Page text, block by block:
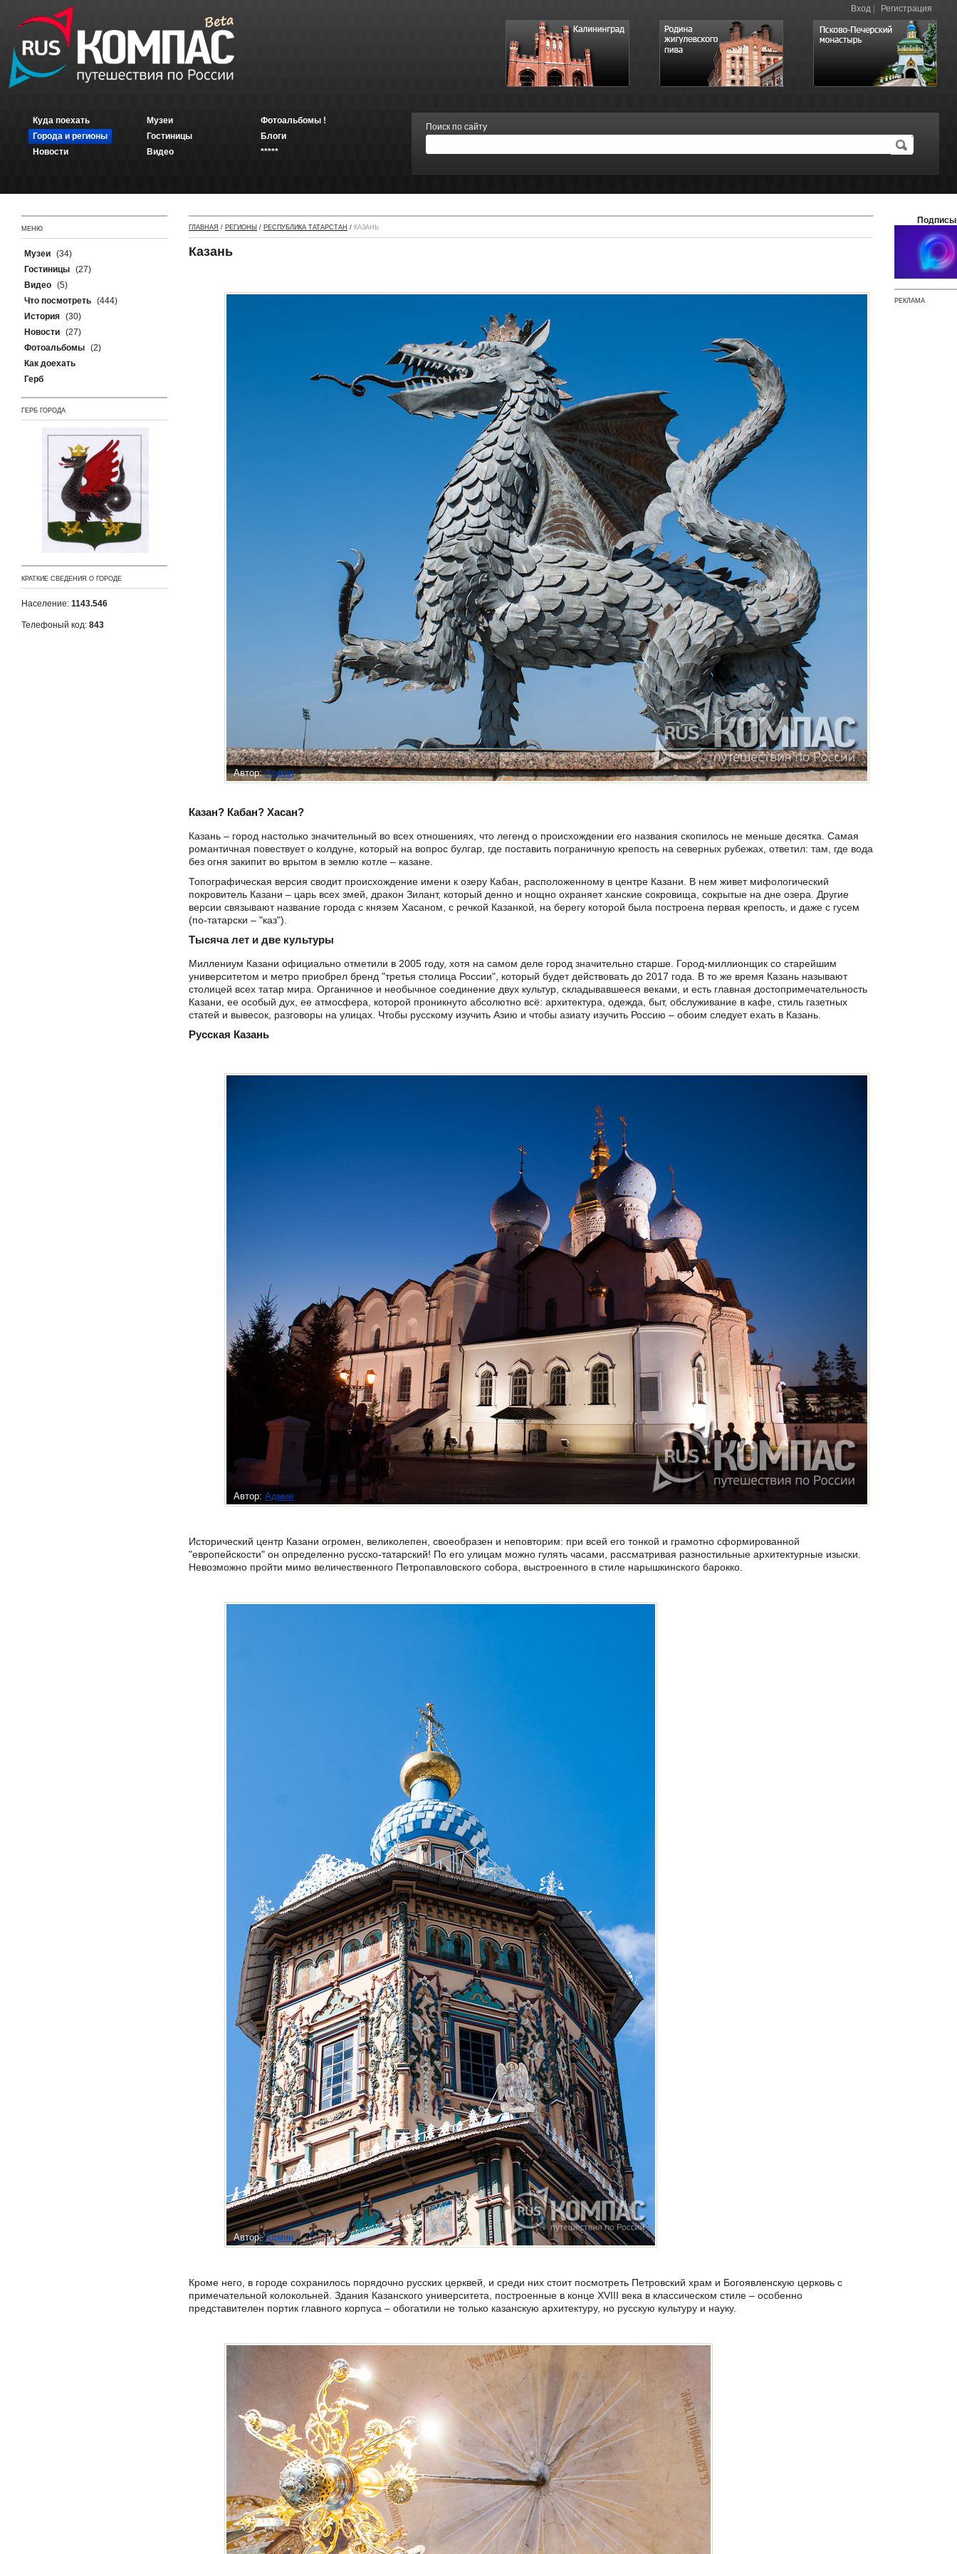
Вход Регистрация
Куда поехать
Города и регионы
Новости
Музеи
Гостиницы
Видео
Фотоальбомы !
Блоги
*****
Поиск по сайту
МЕНЮ
Музеи (34)
Гостиницы (27)
Видео (5)
Что посмотреть (444)
История (30)
Новости (27)
Фотоальбомы (2)
Как доехать
Герб
ГЕРБ ГОРОДА
КРАТКИЕ СВЕДЕНИЯ О ГОРОДЕ
Население: 1143.546
Телефоный код: 843
ГЛАВНАЯ / РЕГИОНЫ / РЕСПУБЛИКА ТАТАРСТАН / КАЗАНЬ
Казань
Автор:Админ
Казан? Кабан? Хасан?
Казань – город настолько значительный во всех отношениях, что легенд о происхождении его названия скопилось не меньше десятка. Самая
романтичная повествует о колдуне, который на вопрос булгар, где поставить пограничную крепость на северных рубежах, ответил: там, где вода
без огня закипит во врытом в землю котле – казане.
Топографическая версия сводит происхождение имени к озеру Кабан, расположенному в центре Казани. В нем живет мифологический
покровитель Казани – царь всех змей, дракон Зилант, который денно и нощно охраняет ханские сокровища, сокрытые на дне озера. Другие
версии связывают название города с князем Хасаном, с речкой Казанкой, на берегу которой была построена первая крепость, и даже с гусем
(по-татарски – "каз").
Тысяча лет и две культуры
Миллениум Казани официально отметили в 2005 году, хотя на самом деле город значительно старше. Город-миллионщик со старейшим
университетом и метро приобрел бренд "третья столица России", который будет действовать до 2017 года. В то же время Казань называют
столицей всех татар мира. Органичное и необычное соединение двух культур, складывавшееся веками, и есть главная достопримечательность
Казани, ее особый дух, ее атмосфера, которой проникнуто абсолютно всё: архитектура, одежда, быт, обслуживание в кафе, стиль газетных
статей и вывесок, разговоры на улицах. Чтобы русскому изучить Азию и чтобы азиату изучить Россию – обоим следует ехать в Казань.
Русская Казань
Автор: Админ
Исторический центр Казани огромен, великолепен, своеобразен и неповторим: при всей его тонкой и грамотно сформированной
"европейскости" он определенно русско-татарский! По его улицам можно гулять часами, рассматривая разностильные архитектурные изыски.
Невозможно пройти мимо величественного Петропавловского собора, выстроенного в стиле нарышкинского барокко.
Автор:Админ
Кроме него, в городе сохранилось порядочно русских церквей, и среди них стоит посмотреть Петровский храм и Богоявленскую церковь с
примечательной колокольней. Здания Казанского университета, построенные в конце XVIII века в классическом стиле – особенно
представителен портик главного корпуса – обогатили не только казанскую архитектуру, но русскую культуру и науку.
РЕКЛАМА